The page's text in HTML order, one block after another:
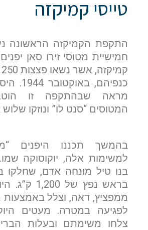
טייסי קמיקזה
התקפת הקמיקזה הראשונה
כנפיהם,
מראה שבהתקפה זו
המטוסים “סנט לו” ונוזקו
בהמשך תכננו היפנים
למשימות אלה, יוקוסוקה
בנו טיל מונחה אדם, שחלקו
בראש נפץ של
ממפציץ, דאה, וצלל באמצעות
לפגיעה במטרה. מעטים
צלחו משימתם ובעלות